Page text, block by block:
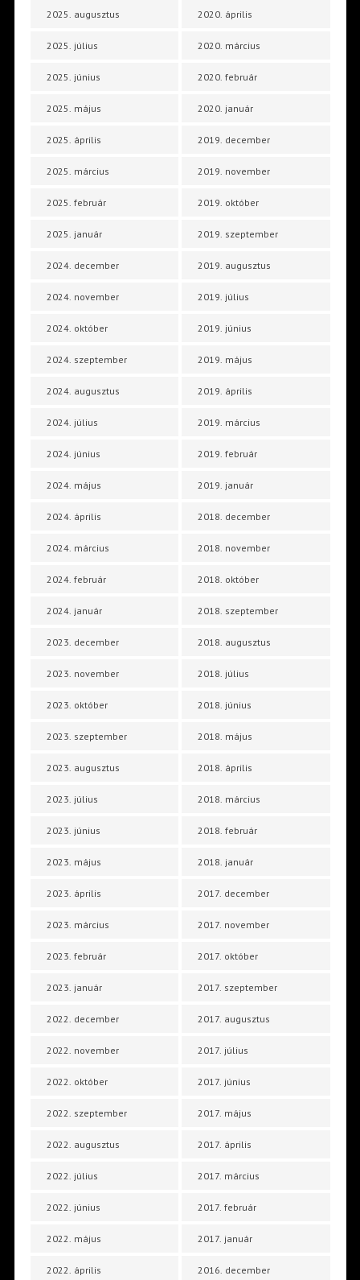
2025. augusztus
2025. július
2025. június
2025. május
2025. április
2025. március
2025. február
2025. január
2024. december
2024. november
2024. október
2024. szeptember
2024. augusztus
2024. július
2024. június
2024. május
2024. április
2024. március
2024. február
2024. január
2023. december
2023. november
2023. október
2023. szeptember
2023. augusztus
2023. július
2023. június
2023. május
2023. április
2023. március
2023. február
2023. január
2022. december
2022. november
2022. október
2022. szeptember
2022. augusztus
2022. július
2022. június
2022. május
2022. április
2020. április
2020. március
2020. február
2020. január
2019. december
2019. november
2019. október
2019. szeptember
2019. augusztus
2019. július
2019. június
2019. május
2019. április
2019. március
2019. február
2019. január
2018. december
2018. november
2018. október
2018. szeptember
2018. augusztus
2018. július
2018. június
2018. május
2018. április
2018. március
2018. február
2018. január
2017. december
2017. november
2017. október
2017. szeptember
2017. augusztus
2017. július
2017. június
2017. május
2017. április
2017. március
2017. február
2017. január
2016. december